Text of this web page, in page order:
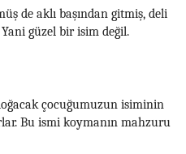
de aklı başından gitmiş, deli
güzel bir isim değil.
çocuğumuzun isiminin
Bu ismi koymanın mahzuru